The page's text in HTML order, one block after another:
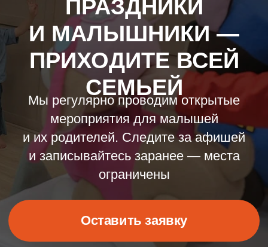
Мы регулярно проводим открытые
мероприятия для малышей
и их родителей. Следите за афишей
и записывайтесь заранее — места
ограничены
Оставить заявку
БЛИЖАЙШИЕ
МЕРОПРИЯТИЯ